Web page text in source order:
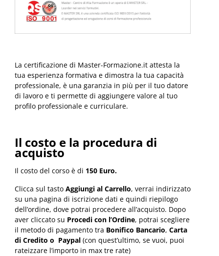
La certificazione di Master-Formazione.it attesta la
tua esperienza formativa e dimostra la tua capacità
professionale, è una garanzia in più per il tuo datore
di lavoro e ti permette di aggiungere valore al tuo
profilo professionale e curriculare.
Il costo e la procedura di
acquisto
Il costo del corso è di 150 Euro.
Clicca sul tasto Aggiungi al Carrello, verrai indirizzato
su una pagina di iscrizione dati e quindi riepilogo
dell’ordine, dove potrai procedere all’acquisto. Dopo
aver cliccato su Procedi con l’Ordine, potrai scegliere
il metodo di pagamento tra Bonifico Bancario, Carta
di Credito o Paypal (con quest’ultimo, se vuoi, puoi
rateizzare l’importo in max tre rate)